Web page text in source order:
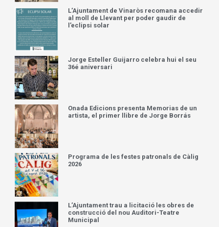
L’Ajuntament de Vinaròs recomana accedir
al moll de Llevant per poder gaudir de
l’eclipsi solar
Jorge Esteller Guijarro celebra hui el seu
36é aniversari
Onada Edicions presenta Memorias de un
artista, el primer llibre de Jorge Borrás
Programa de les festes patronals de Càlig
2026
L’Ajuntament trau a licitació les obres de
construcció del nou Auditori-Teatre
Municipal